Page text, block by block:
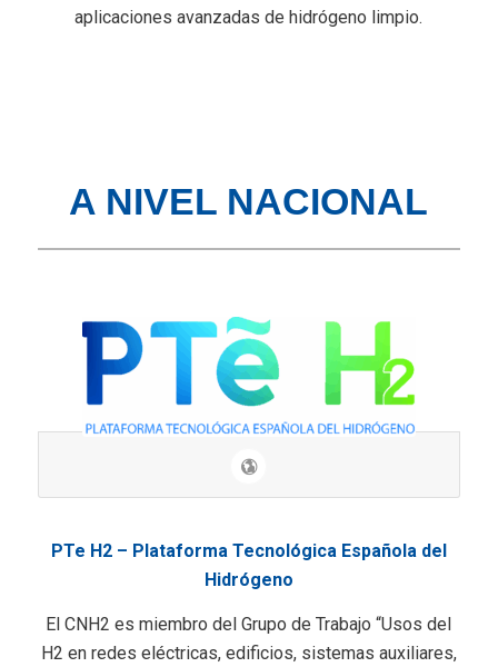
aplicaciones avanzadas de hidrógeno limpio.
A NIVEL NACIONAL
PTe H2 – Plataforma Tecnológica Española del
Hidrógeno
El CNH2 es miembro del Grupo de Trabajo “Usos del
H2 en redes eléctricas, edificios, sistemas auxiliares,